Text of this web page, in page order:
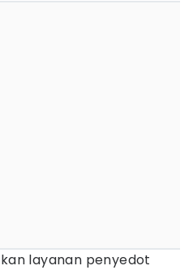
layanan penyedot